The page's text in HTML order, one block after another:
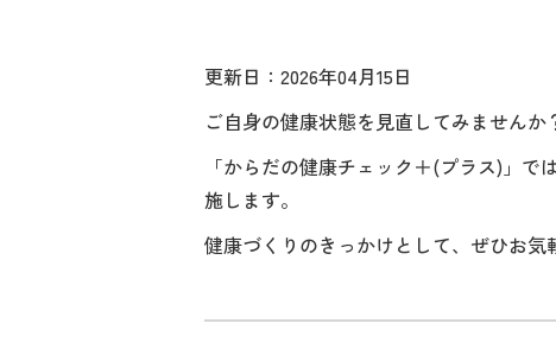
更新日：2026年04月15日
ご自身の健康状態を見直してみませんか
「からだの健康チェック＋(プラス)」
施します。
健康づくりのきっかけとして、ぜひお気